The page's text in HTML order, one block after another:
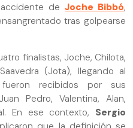
de Joche Bibbó,
tras golpearse
finalistas, Joche, Chilota,
(Jota), llegando al
recibidos por sus
Pedro, Valentina, Alan,
En ese contexto, Sergio